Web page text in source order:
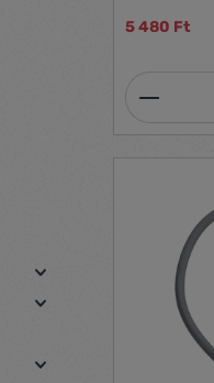
cameras
foam, the
and
hours.
the camera
remains
versatility
most
5 480 Ft